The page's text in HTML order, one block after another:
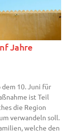
Jahre
10. Juni für
ist Teil
die Region
verwandeln soll.
welche den